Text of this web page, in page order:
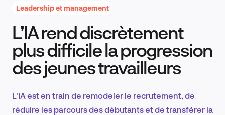
Recherche et conception produit
Leadership et management
L’IA rend discrètement
plus difficile la progression
des jeunes travailleurs
L'IA est en train de remodeler le recrutement, de
réduire les parcours des débutants et de transférer la